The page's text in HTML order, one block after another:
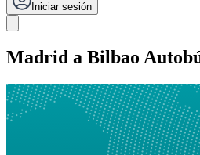
Iniciar sesión
Madrid a Bilbao